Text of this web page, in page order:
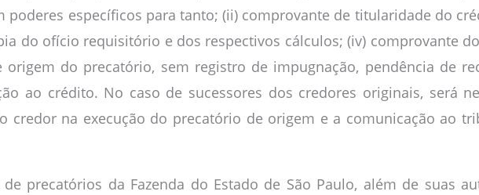
poderes específicos para tanto; (ii) comprovante de titularidade do
do ofício requisitório e dos respectivos cálculos; (iv) comprovante
do precatório, sem registro de impugnação, pendência de
ao crédito. No caso de sucessores dos credores originais, será
credor na execução do precatório de origem e a comunicação ao
precatórios da Fazenda do Estado de São Paulo, além de suas